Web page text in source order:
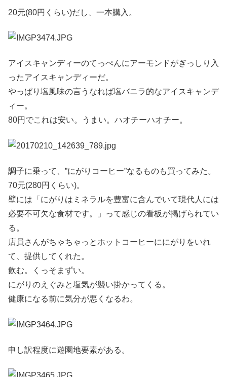
20元(80円くらい)だし、一本購入。
アイスキャンディーのてっぺんにアーモンドがぎっしり入
ったアイスキャンディーだ。
やっぱり塩風味の言うなれば塩バニラ的なアイスキャンデ
ィー。
80円でこれは安い。うまい。ハオチーハオチー。
調子に乗って、”にがりコーヒー”なるものも買ってみた。
70元(280円くらい)。
壁には「にがりはミネラルを豊富に含んでいて現代人には
必要不可欠な食材です。」って感じの看板が掲げられてい
る。
店員さんがちゃちゃっとホットコーヒーににがりをいれ
て、提供してくれた。
飲む。くっそまずい。
にがりのえぐみと塩気が襲い掛かってくる。
健康になる前に気分が悪くなるわ。
申し訳程度に遊園地要素がある。